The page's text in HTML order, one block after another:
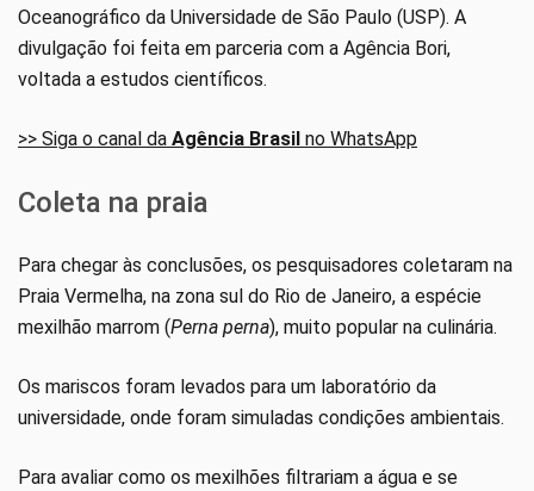
Oceanográfico da Universidade de São Paulo (USP). A
divulgação foi feita em parceria com a Agência Bori,
voltada a estudos científicos.
>> Siga o canal da Agência Brasil no WhatsApp
Coleta na praia
Para chegar às conclusões, os pesquisadores coletaram na
Praia Vermelha, na zona sul do Rio de Janeiro, a espécie
mexilhão marrom (Perna perna), muito popular na culinária.
Os mariscos foram levados para um laboratório da
universidade, onde foram simuladas condições ambientais.
Para avaliar como os mexilhões filtrariam a água e se